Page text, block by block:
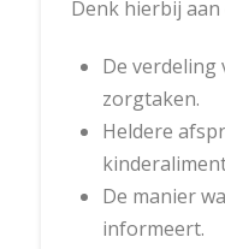
Denk hierbij
De verdeling
zorgtaken.
Heldere
De manier
informeert.